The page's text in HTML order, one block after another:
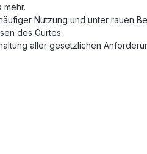
mehr.
Nutzung und unter rauen
des Gurtes.
aller gesetzlichen